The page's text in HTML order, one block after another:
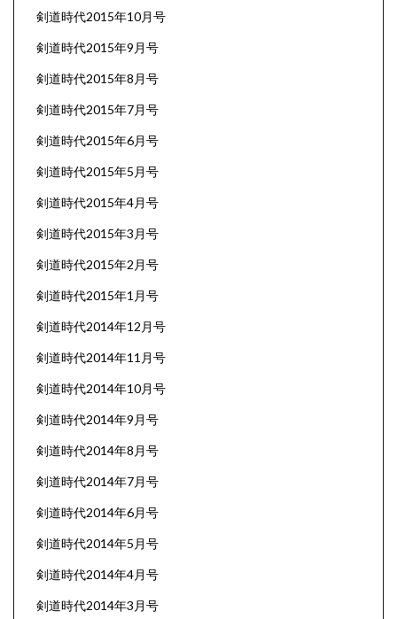
剣道時代2015年10月号
剣道時代2015年9月号
剣道時代2015年8月号
剣道時代2015年7月号
剣道時代2015年6月号
剣道時代2015年5月号
剣道時代2015年4月号
剣道時代2015年3月号
剣道時代2015年2月号
剣道時代2015年1月号
剣道時代2014年12月号
剣道時代2014年11月号
剣道時代2014年10月号
剣道時代2014年9月号
剣道時代2014年8月号
剣道時代2014年7月号
剣道時代2014年6月号
剣道時代2014年5月号
剣道時代2014年4月号
剣道時代2014年3月号